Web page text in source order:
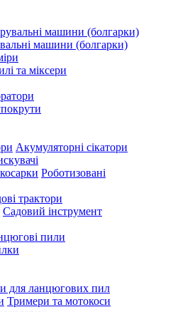
машини (болгарки)
та міксери
Акумуляторні сікатори
Роботизовані
трактори
Садовий інструмент
пили
для ланцюгових пил
Тримери та мотокоси